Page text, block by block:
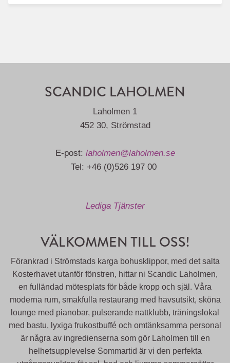
SCANDIC LAHOLMEN
Laholmen 1
452 30, Strömstad
E-post: laholmen@laholmen.se
Tel: +46 (0)526 197 00
Lediga Tjänster
VÄLKOMMEN TILL OSS!
Förankrad i Strömstads karga bohusklippor, med det salta
Kosterhavet utanför fönstren, hittar ni Scandic Laholmen,
en fulländad mötesplats för både kropp och själ. Våra
moderna rum, smakfulla restaurang med havsutsikt, sköna
lounge med pianobar, pulserande nattklubb, träningslokal
med bastu, lyxiga frukostbuffé och omtänksamma personal
är några av ingredienserna som gör Laholmen till en
helhetsupplevelse Sommartid är vi den perfekta